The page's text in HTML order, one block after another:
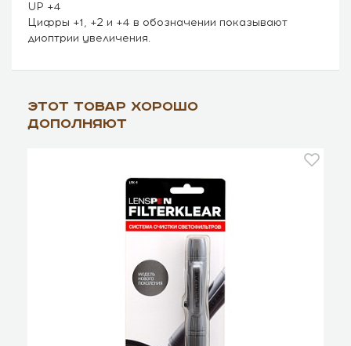
UP +4
Цифры +1, +2 и +4 в обозначении показывают
диоптрии увеличения.
Этот товар хорошо
дополняют